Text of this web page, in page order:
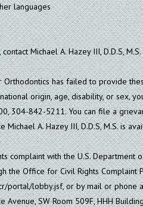
languages
Michael A. Hazey III, D.D.S, M.S.
has failed to provide
origin, age, disability, or sex,
304-842-5211. You can file a
Michael A. Hazey III, D.D.S, M.S. is
complaint with the U.S. Department
the Office for Civil Rights Complaint
portal/lobby.jsf, or by mail or phone
Avenue, SW Room 509F, HHH